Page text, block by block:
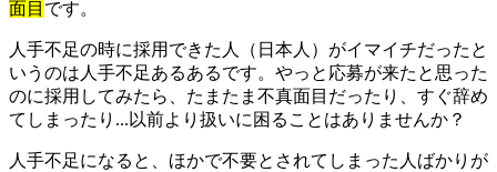
面目 です。
人手不足の時に採用できた人（日本人）がイマイチだったと
いうのは人手不足あるあるです。やっと応募が来たと思った
のに採用してみたら、たまたま不真面目だったり、すぐ辞め
てしまったり...以前より扱いに困ることはありませんか？
人手不足になると、ほかで不要とされてしまった人ばかりが